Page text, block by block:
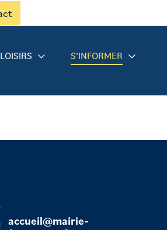
LOISIRS S’INFORMER
accueil@mairie-